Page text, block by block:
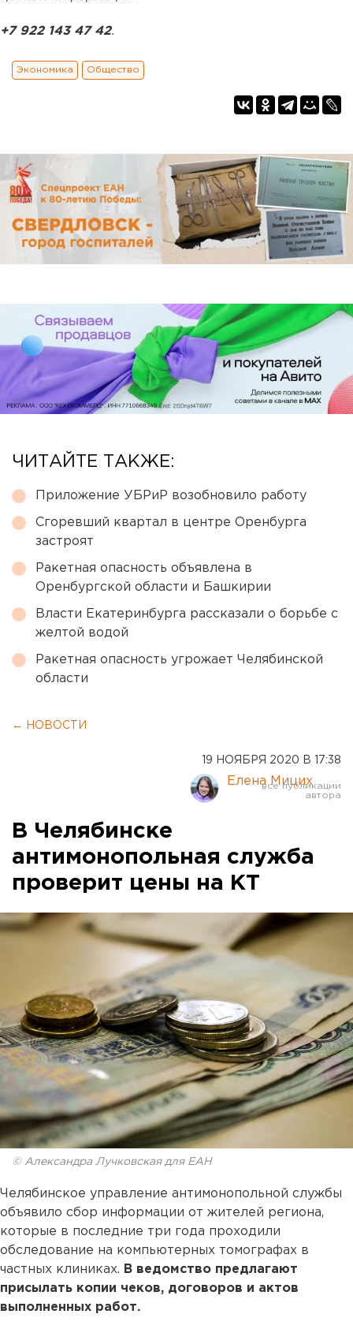
+7 922 143 47 42.
Экономика Общество
ЧИТАЙТЕ ТАКЖЕ:
Приложение УБРиР возобновило работу
Сгоревший квартал в центре Оренбурга
застроят
Ракетная опасность объявлена в
Оренбургской области и Башкирии
Власти Екатеринбурга рассказали о борьбе с
желтой водой
Ракетная опасность угрожает Челябинской
области
← НОВОСТИ
19 НОЯБРЯ 2020 В 17:38
Елена Мицих
В Челябинске
антимонопольная служба
проверит цены на КТ
© Александра Лучковская для ЕАН
Челябинское управление антимонопольной службы
объявило сбор информации от жителей региона,
которые в последние три года проходили
обследование на компьютерных томографах в
частных клиниках. В ведомство предлагают
присылать копии чеков, договоров и актов
выполненных работ.